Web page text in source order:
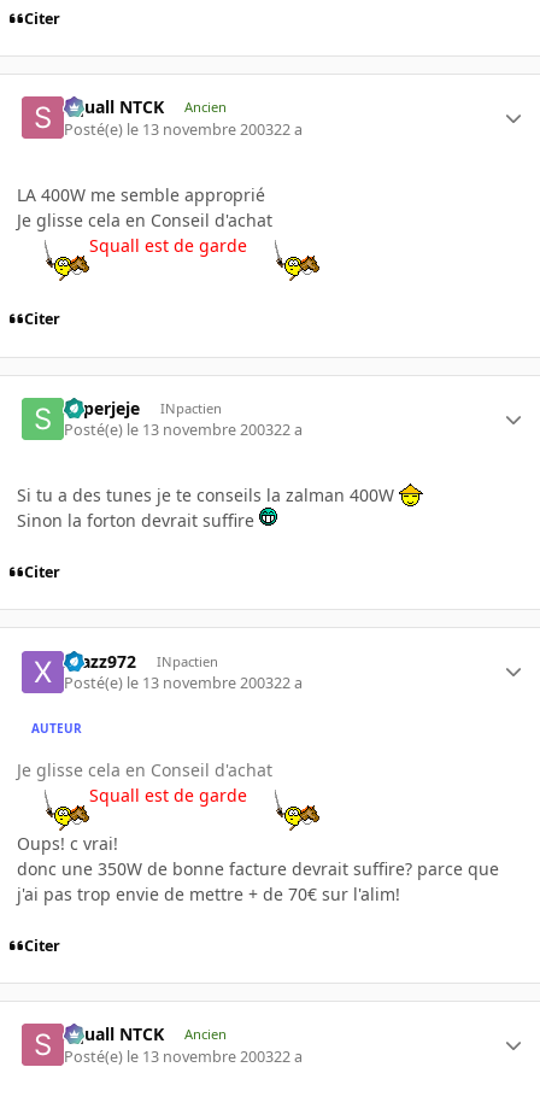
Citer
Squall NTCK Ancien
Posté(e) le 13 novembre 200322 a
LA 400W me semble approprié
Je glisse cela en Conseil d'achat
Squall est de garde
Citer
superjeje INpactien
Posté(e) le 13 novembre 200322 a
Si tu a des tunes je te conseils la zalman 400W
Sinon la forton devrait suffire
Citer
xtazz972 INpactien
Posté(e) le 13 novembre 200322 a
AUTEUR
Je glisse cela en Conseil d'achat
Squall est de garde
Oups! c vrai!
donc une 350W de bonne facture devrait suffire? parce que
j'ai pas trop envie de mettre + de 70€ sur l'alim!
Citer
Squall NTCK Ancien
Posté(e) le 13 novembre 200322 a